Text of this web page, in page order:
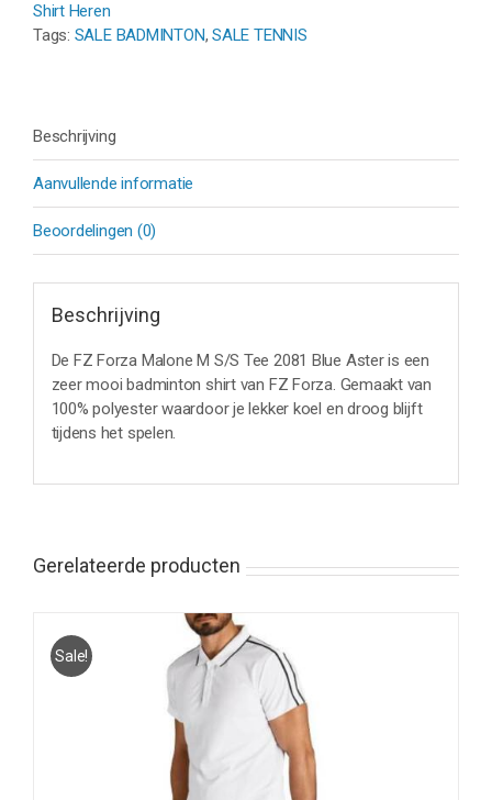
aantal
Shirt Heren
Tags: SALE BADMINTON,SALE TENNIS
Beschrijving
Aanvullende informatie
Beoordelingen (0)
Beschrijving
De FZ Forza Malone M S/S Tee 2081 Blue Aster is een
zeer mooi badminton shirt van FZ Forza. Gemaakt van
100% polyester waardoor je lekker koel en droog blijft
tijdens het spelen.
Gerelateerde producten
Sale!